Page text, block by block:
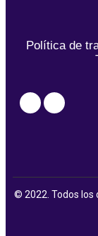
Política de
© 2022. Todos los